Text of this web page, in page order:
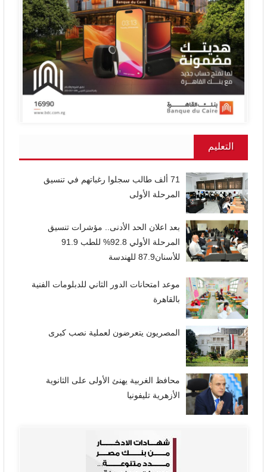
التعليم
71 ألف طالب سجلوا رغباتهم في تنسيق
المرحلة الأولى
بعد اعلان الحد الأدنى.. مؤشرات تنسيق
المرحلة الأولي 92.8% للطب 91.9
للأسنان87.9 للهندسة
موعد امتحانات الدور الثاني للدبلومات الفنية
بالقاهرة
المصريون يتعرضون لعملية نصب كبرى
محافظ الغربية يهنئ الأولى على الثانوية
الأزهرية تليفونيا